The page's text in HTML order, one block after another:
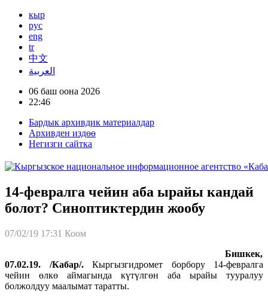
кыр
рус
eng
tr
中文
العربية
06 баш оона 2026
22:46
Бардык архивдик материалдар
Архивден издөө
Негизги сайтка
14-февралга чейин аба ырайы кандай
болот? Синоптиктердин жообу
07/02/19 17:31 Коом
Бишкек,
07.02.19. /Кабар/. Кыргызгидромет борбору 14-февралга
чейин өлкө аймагында күтүлгөн аба ырайы тууралуу
болжолдуу маалымат таратты.